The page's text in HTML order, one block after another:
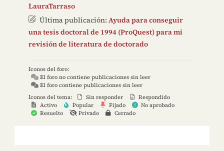
LauraTarraso
Última publicación: Ayuda para conseguir
una tesis doctoral de 1994 (ProQuest) para mi
revisión de literatura de doctorado
Iconos del foro:
El foro no contiene publicaciones sin leer
El foro contiene publicaciones sin leer
Iconos del tema:
Sin responder
Respondido
Activo
Popular Fijado
No aprobado
Resuelto
Privado Cerrado